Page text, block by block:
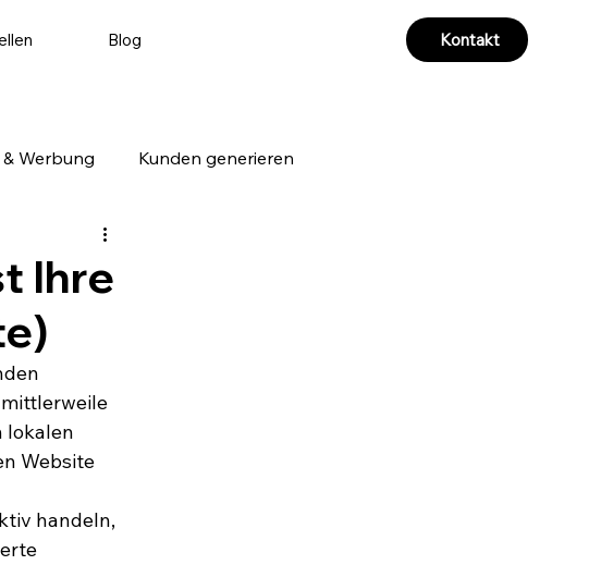
Blog Kontakt
Werbung Kunden generieren
Social Media & Videoproduktion
Ihre
lokalen
Website
handeln,